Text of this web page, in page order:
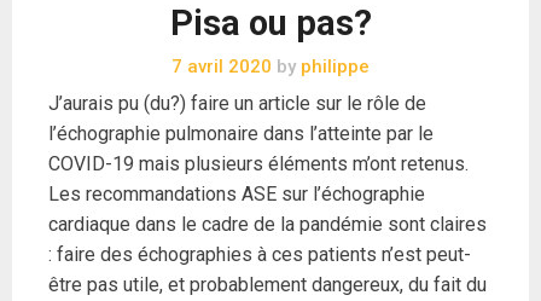
Pisa ou pas?
7 avril 2020 by philippe
J’aurais pu (du?) faire un article sur le rôle de
l’échographie pulmonaire dans l’atteinte par le
COVID-19 mais plusieurs éléments m’ont retenus.
Les recommandations ASE sur l’échographie
cardiaque dans le cadre de la pandémie sont claires
: faire des échographies à ces patients n’est peut-
être pas utile, et probablement dangereux, du fait du